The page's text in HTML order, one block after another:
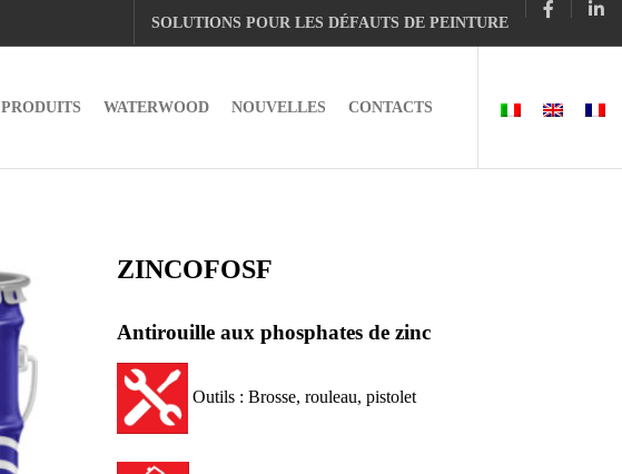
SOLUTIONS POUR LES DÉFAUTS DE PEINTURE
PRODUITS WATERWOOD NOUVELLES CONTACTS
ZINCOFOSF
Antirouille aux phosphates de zinc
Outils : Brosse, rouleau, pistolet